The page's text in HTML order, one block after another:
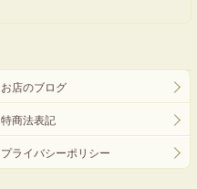
お店のブログ
特商法表記
プライバシーポリシー